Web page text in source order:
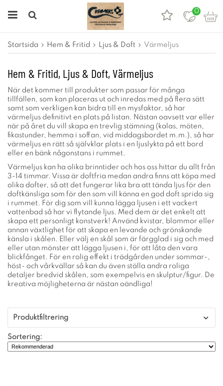
0
Startsida Hem & Fritid Ljus & Doft Värmeljus
Hem & Fritid, Ljus & Doft, Värmeljus
När det kommer till produkter som passar för många
tillfällen, som kan placeras ut och inredas med på flera sätt
samt som verkligen kan bidra till en mysfaktor, så har
värmeljus definitivt en plats på listan. Nästan oavsett var eller
när på året du vill skapa en trevlig stämning (kalas, möten,
fikastunder, hemma i soffan, vid middagsbordet m.m.), så har
värmeljus en rätt så självklar plats i en ljuslykta på ett bord
eller en bänk någonstans i rummet.
Värmeljus kan ha olika brinntider och hos oss hittar du allt från
3-14 timmar. Vissa är doftfria medan andra finns att köpa med
olika dofter, så att det fungerar lika bra att tända ljus för den
doftkänsliga som för den som vill känna en god doft sprida sig
i rummet. För dig som vill kunna lägga ljusen i ett vackert
vattenbad så har vi flytande ljus. Med dem är det enkelt att
skapa ett personligt konstverk! Använd kvistar, blommor eller
annan växtlighet för att skapa en levande och grönskande
känsla i skålen. Eller välj en skål som är färgglad i sig och med
eller utan mönster att lägga ljusen i, för att låta den vara
blickfånget. För en rolig effekt i trädgården under sommar-,
höst- och vårkvällar så kan du även ställa andra roliga
detaljer bredvid skålen, som exempelvis en skulptur/figur. De
kreativa möjligheterna är nästan oändliga!
Produktfiltrering
Sortering: